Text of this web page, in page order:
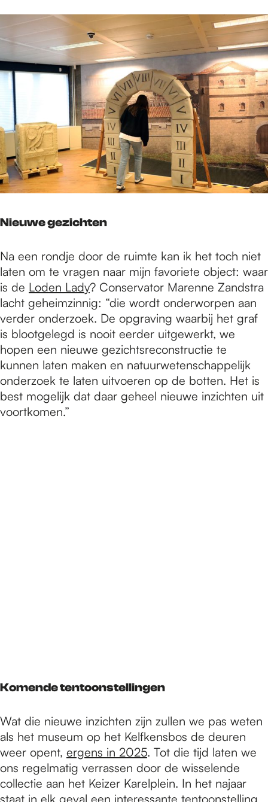
Nieuwe gezichten
Na een rondje door de ruimte kan ik het toch niet
laten om te vragen naar mijn favoriete object: waar
is de Loden Lady? Conservator Marenne Zandstra
lacht geheimzinnig: “die wordt onderworpen aan
verder onderzoek. De opgraving waarbij het graf
is blootgelegd is nooit eerder uitgewerkt, we
hopen een nieuwe gezichtsreconstructie te
kunnen laten maken en natuurwetenschappelijk
onderzoek te laten uitvoeren op de botten. Het is
best mogelijk dat daar geheel nieuwe inzichten uit
voortkomen.”
Komende tentoonstellingen
Wat die nieuwe inzichten zijn zullen we pas weten
als het museum op het Kelfkensbos de deuren
weer opent, ergens in 2025. Tot die tijd laten we
ons regelmatig verrassen door de wisselende
collectie aan het Keizer Karelplein. In het najaar
staat in elk geval een interessante tentoonstelling